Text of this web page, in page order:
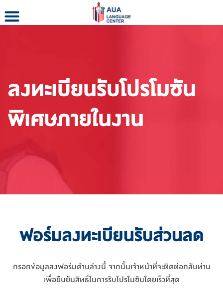
ลงทะเบียนรับโปรโมชัน
พิเศษภายในงาน
ฟอร์มลงทะเบียนรับส่วนลด
กรอกข้อมูลลงฟอร์มด้านล่างนี้ จากนั้นเจ้าหน้าที่จะติดต่อกลับท่าน
เพื่อยืนยันสิทธิ์ในการรับโปรโมชันโดยเร็วที่สุด